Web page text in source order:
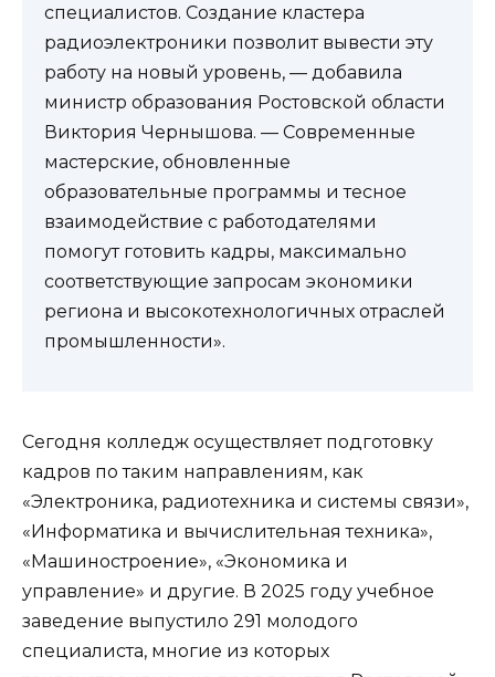
специалистов. Создание кластера
радиоэлектроники позволит вывести эту
работу на новый уровень, — добавила
министр образования Ростовской области
Виктория Чернышова. — Современные
мастерские, обновленные
образовательные программы и тесное
взаимодействие с работодателями
помогут готовить кадры, максимально
соответствующие запросам экономики
региона и высокотехнологичных отраслей
промышленности».
Сегодня колледж осуществляет подготовку
кадров по таким направлениям, как
«Электроника, радиотехника и системы связи»,
«Информатика и вычислительная техника»,
«Машиностроение», «Экономика и
управление» и другие. В 2025 году учебное
заведение выпустило 291 молодого
специалиста, многие из которых